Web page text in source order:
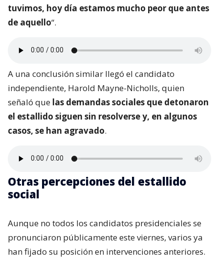
tuvimos, hoy día estamos mucho peor que antes
de aquello“.
A una conclusión similar llegó el candidato
independiente, Harold Mayne-Nicholls, quien
señaló que las demandas sociales que detonaron
el estallido siguen sin resolverse y, en algunos
casos, se han agravado.
Otras percepciones del estallido
social
Aunque no todos los candidatos presidenciales se
pronunciaron públicamente este viernes, varios ya
han fijado su posición en intervenciones anteriores.